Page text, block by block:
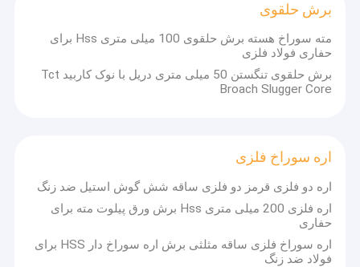
برش حلقوی
مته سوراخ هسته برش حلقوی 100 میلی متری Hss برای
حفاری فولاد فلزی
برش حلقوی تنگستن 50 میلی متری دریل با نوک کاربید Tct
Broach Slugger Core
اره سوراخ فلزی
اره دو فلزی قرمز دو فلزی ساقه شش گوش استیل ضد زنگ
اره فلزی 200 میلی متری Hss برش ورق پیلوت مته برای
حفاری
اره سوراخ فلزی ساقه مثلثی برش اره سوراخ دار HSS برای
فولاد ضد زنگ